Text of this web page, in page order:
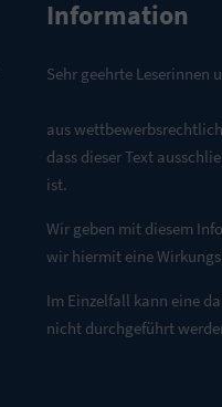
Information
Sehr geehrte Leserinnen
aus
dass dieser Text
ist.
Wir geben mit diesem
wir hiermit eine
Im Einzelfall kann eine
nicht durchgeführt